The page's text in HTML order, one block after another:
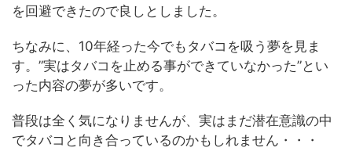
を回避できたので良しとしました。
ちなみに、10年経った今でもタバコを吸う夢を見ま
す。”実はタバコを止める事ができていなかった”とい
った内容の夢が多いです。
普段は全く気になりませんが、実はまだ潜在意識の中
でタバコと向き合っているのかもしれません・・・